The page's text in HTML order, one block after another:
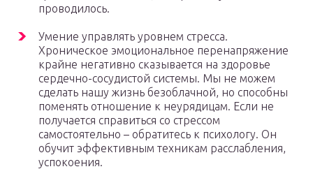
проводилось.
Умение управлять уровнем стресса.
Хроническое эмоциональное перенапряжение
крайне негативно сказывается на здоровье
сердечно-сосудистой системы. Мы не можем
сделать нашу жизнь безоблачной, но способны
поменять отношение к неурядицам. Если не
получается справиться со стрессом
самостоятельно – обратитесь к психологу. Он
обучит эффективным техникам расслабления,
успокоения.